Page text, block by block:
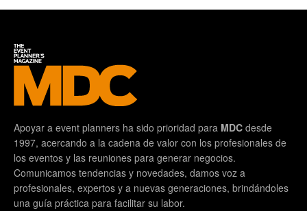
Apoyar a event planners ha sido prioridad para MDC desde
1997, acercando a la cadena de valor con los profesionales de
los eventos y las reuniones para generar negocios.
Comunicamos tendencias y novedades, damos voz a
profesionales, expertos y a nuevas generaciones, brindándoles
una guía práctica para facilitar su labor.